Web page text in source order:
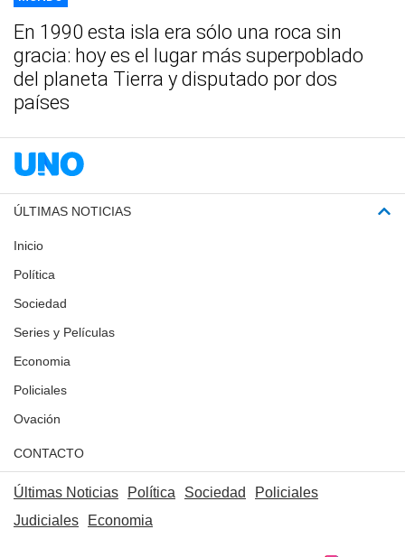
En 1990 esta isla era sólo una roca sin
gracia: hoy es el lugar más superpoblado
del planeta Tierra y disputado por dos
países
ÚLTIMAS NOTICIAS
Inicio
Política
Sociedad
Series y Películas
Economia
Policiales
Ovación
CONTACTO
Últimas Noticias Política Sociedad
Policiales
Judiciales
Economia